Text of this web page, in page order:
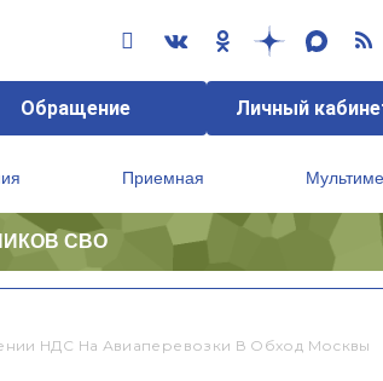
Обращение Личный
Приемная
СВО
НДС На Авиаперевозки В Обход Москвы